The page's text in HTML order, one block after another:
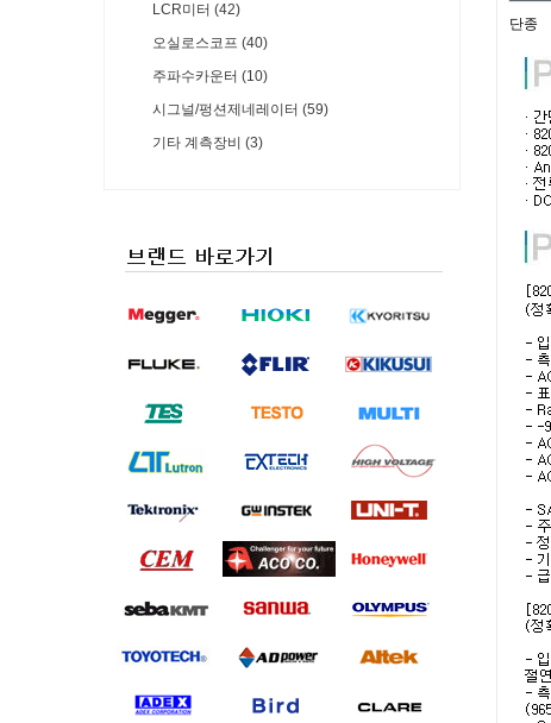
LCR미터 (42)
오실로스코프 (40)
주파수카운터 (10)
시그널/펑션제네레이터 (59)
기타 계측장비 (3)
단종